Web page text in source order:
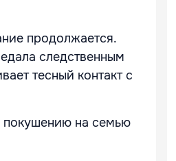
продолжается.
следственным
тесный контакт с
покушению на семью